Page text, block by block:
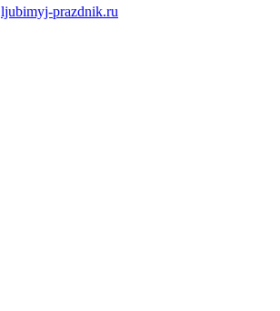
ljubimyj-prazdnik.ru